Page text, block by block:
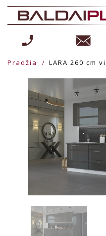
Pradžia LARA 260 cm